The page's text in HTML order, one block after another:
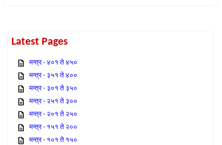
Latest Pages
मन्त्र - ४०१ ते ४५०
मन्त्र - ३५१ ते ४००
मन्त्र - ३०१ ते ३५०
मन्त्र - २५१ ते ३००
मन्त्र - २०१ ते २५०
मन्त्र - १५१ ते २००
मन्त्र - १०१ ते १५०